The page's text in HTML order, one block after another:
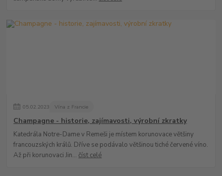
05.02.2023 Vína z Francie
Champagne - historie, zajímavosti, výrobní zkratky
Katedrála Notre-Dame v Remeši je místem korunovace většiny
francouzských králů. Dříve se podávalo většinou tiché červené víno.
Až při korunovaci Jin... číst celé